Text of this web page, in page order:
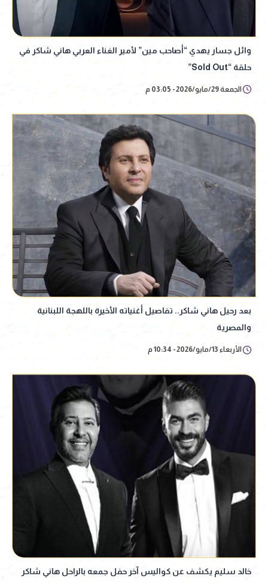
وائل جسار يهدي “أصاحب مين” لأمير الغناء العربي هاني شاكر في
حلقة “Sold Out”
الجمعة 29/مايو/2026 - 03:05 م
بعد رحيل هاني شاكر.. تفاصيل أغنياته الأخيرة باللهجة اللبنانية
والمصرية
الأربعاء 13/مايو/2026 - 10:34 م
خالد سليم يكشف عن كواليس آخر حفل جمعه بالراحل هاني شاكر